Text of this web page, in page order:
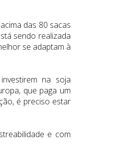
das 80 sacas
sendo realizada
se adaptam à
na soja
que paga um
é preciso estar
e com